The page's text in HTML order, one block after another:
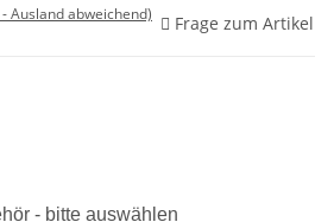
- Ausland abweichend) Frage zum Artikel
- bitte auswählen